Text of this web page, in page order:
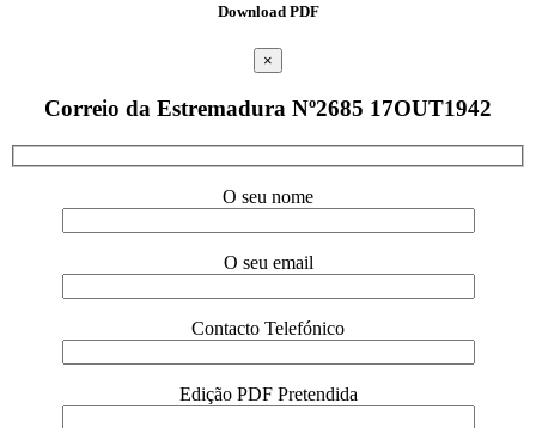
Download PDF
×
Correio da Estremadura Nº2685 17OUT1942
O seu nome
O seu email
Contacto Telefónico
Edição PDF Pretendida